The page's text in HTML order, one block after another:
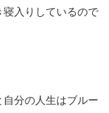
入りしているので
分の人生はブルー